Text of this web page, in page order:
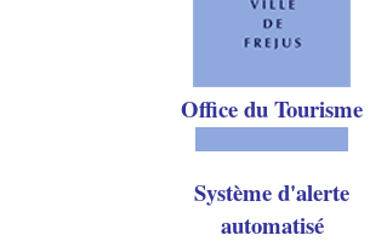
Office du Tourisme
Système d'alerte
automatisé